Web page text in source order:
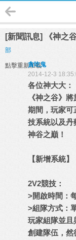
[新聞訊息] 《神之
部
點擊重新加載
貪吃鬼
2014-12-3
各位神大大：
《神之谷》
期間，玩家可
技系統以及丹
神谷之巔！
【新增系統】
2V2競技：
>開啟時間：
>組隊方式：
玩家組隊並且
創建隊伍，然